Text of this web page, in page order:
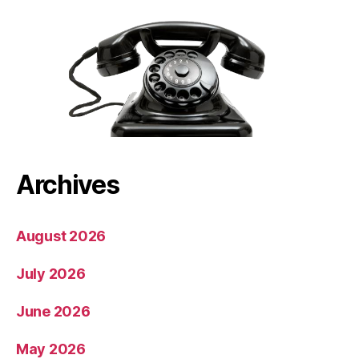
Archives
August 2026
July 2026
June 2026
May 2026